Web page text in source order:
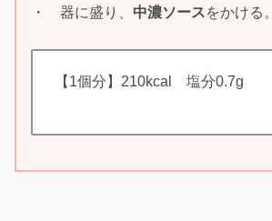
・ 器に盛り、 中濃ソースをかける。
【1個分】210kcal 塩分0.7g